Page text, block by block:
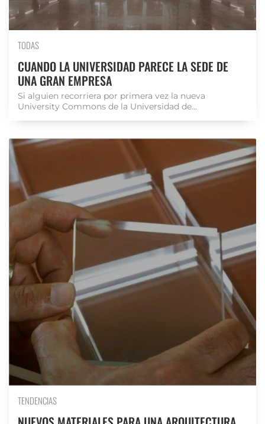
TODAS
CUANDO LA UNIVERSIDAD PARECE LA SEDE DE
UNA GRAN EMPRESA
Si alguien recorriera por primera vez la nueva
University Commons de la Universidad de...
TENDENCIAS